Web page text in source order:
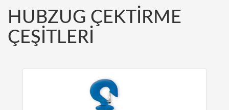
HUBZUG ÇEKTİRME
ÇEŞİTLERİ